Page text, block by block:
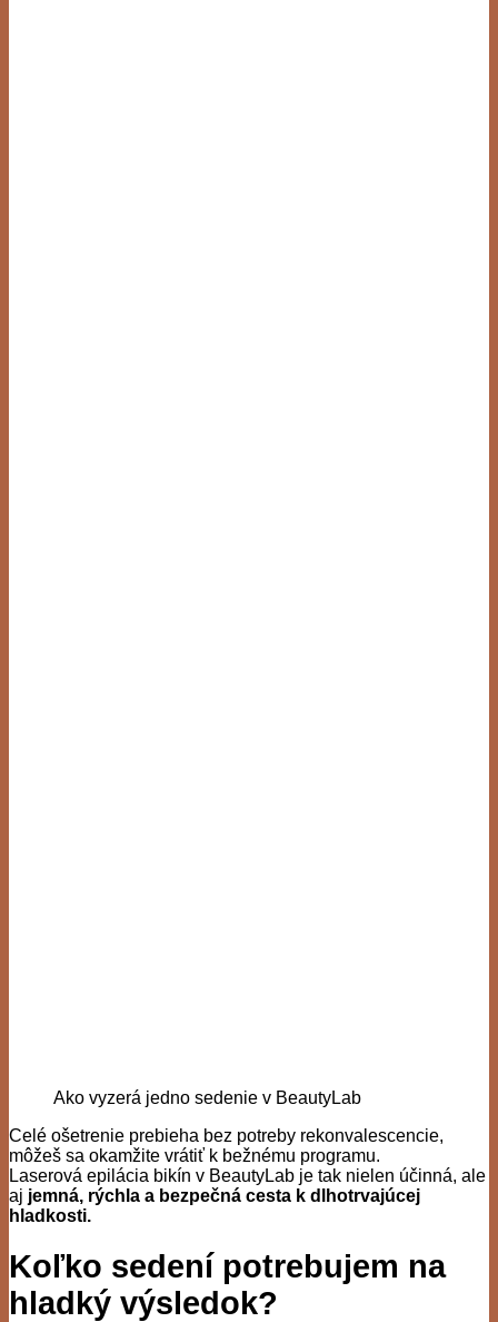
Ako vyzerá jedno sedenie v BeautyLab
Celé ošetrenie prebieha bez potreby rekonvalescencie,
môžeš sa okamžite vrátiť k bežnému programu.
Laserová epilácia bikín v BeautyLab je tak nielen účinná, ale
aj jemná, rýchla a bezpečná cesta k dlhotrvajúcej
hladkosti.
Koľko sedení potrebujem na
hladký výsledok?